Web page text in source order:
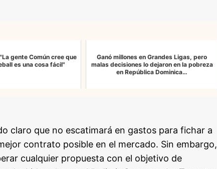
gente Común cree que
es una cosa fácil"
Ganó millones en Grandes Ligas, pero
malas decisiones lo dejaron en la pobreza
en República Dominica…
claro que no escatimará en gastos para fichar a
contrato posible en el mercado. Sin embargo,
cualquier propuesta con el objetivo de